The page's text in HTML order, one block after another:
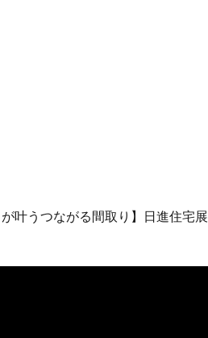
叶うつながる間取り】日進住宅展